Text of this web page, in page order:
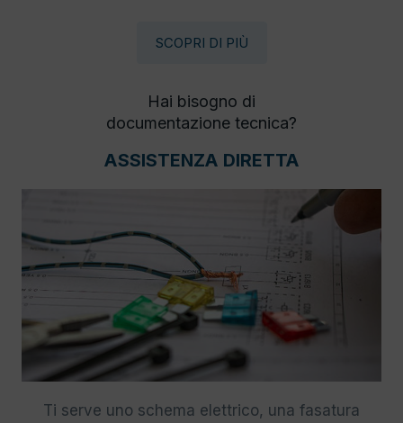
SCOPRI DI PIÙ
Hai bisogno di
documentazione tecnica?
ASSISTENZA DIRETTA
Ti serve uno schema elettrico, una fasatura